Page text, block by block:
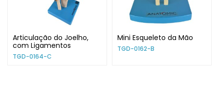
Articulação do Joelho,
com Ligamentos
TGD-0164-C
Mini Esqueleto da Mão
TGD-0162-B